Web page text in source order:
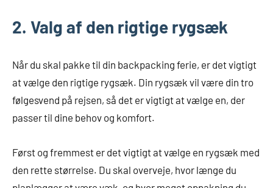
2. Valg af den rigtige rygsæk
Når du skal pakke til din backpacking ferie, er det vigtigt
at vælge den rigtige rygsæk. Din rygsæk vil være din tro
følgesvend på rejsen, så det er vigtigt at vælge en, der
passer til dine behov og komfort.
Først og fremmest er det vigtigt at vælge en rygsæk med
den rette størrelse. Du skal overveje, hvor længe du